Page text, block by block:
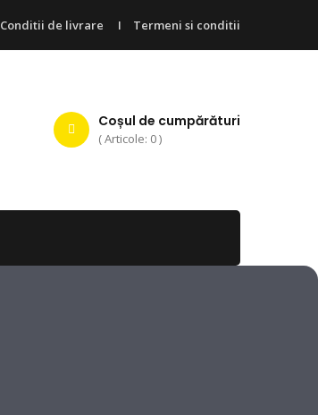
Conditii de livrare Termeni si conditii
Coșul de cumpărături
( Articole: 0 )